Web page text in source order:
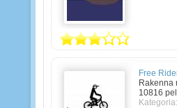
Free
Rakenna
10816